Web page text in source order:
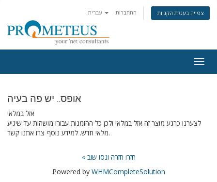
התחברות צפייה בעגלת הקניות
אופס.. יש פה בעיה
אזל במלאי
לצערנו כרגע מוצר זה אזל במלאי ולכן כל ההזמנות עבורו מושהות עד שיגיע
מלאי חדש. למידע נוסף צרו אתנו קשר.
« חזרו חזרה ונסו שוב
Powered by WHMCompleteSolution